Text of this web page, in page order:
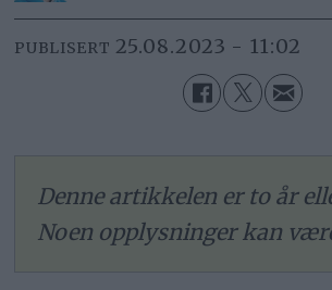
PUBLISERT 25.08.2023 - 11:02
Denne artikkelen er to år
Noen opplysninger kan